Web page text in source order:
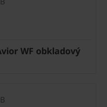
WF obkladový